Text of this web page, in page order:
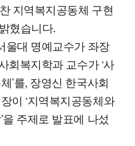
지역복지공동체 구현
혔습니다.
울대 명예교수가 좌장
회복지학과 교수가 ‘사
’를, 장영신 한국사회
이 ‘지역복지공동체와
주제로 발표에 나섰